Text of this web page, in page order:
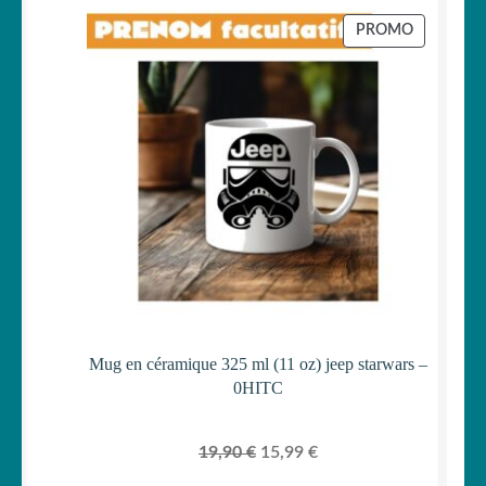
initial
était :
19,90 €.
actuel
est :
15,99 €.
PROMOPRODUIT
Mug en céramique 325 ml (11 oz) jeep starwars –
0HITC
19,90€ Le
15,99 €Le